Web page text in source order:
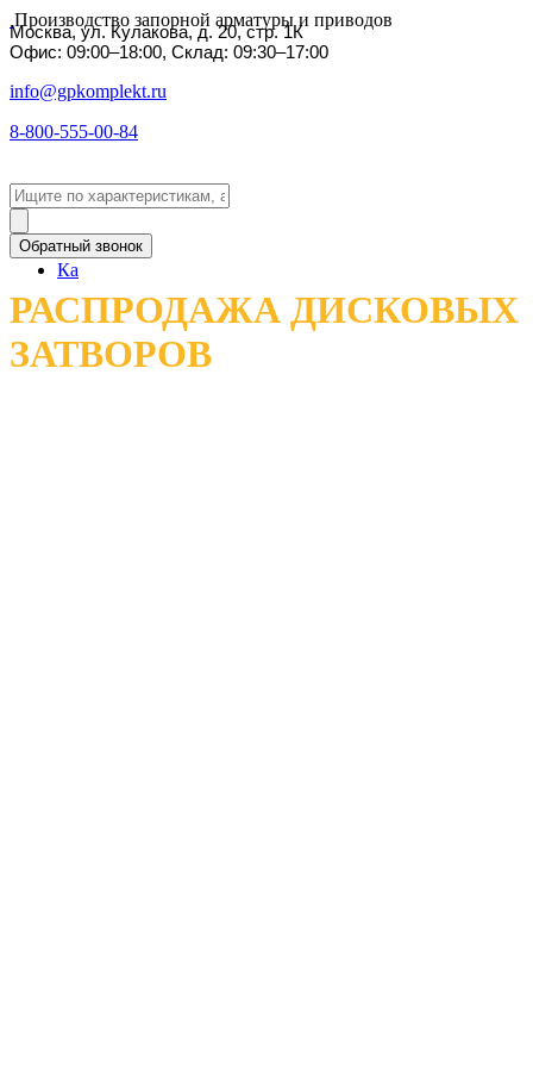
Производство запорной арматуры и приводов
Москва, ул. Кулакова, д. 20, стр. 1К
Офис: 09:00–18:00, Склад: 09:30–17:00
info@gpkomplekt.ru
8-800-555-00-84
Обратный звонок
РАСПРОДАЖА ДИСКОВЫХ
ЗАТВОРОВ
Ка